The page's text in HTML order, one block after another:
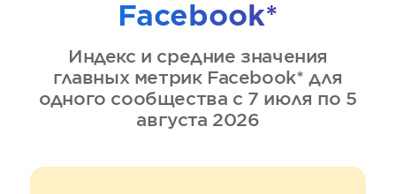
Facebook*
Индекс и средние значения
главных метрик Facebook* для
одного сообщества с 7 июля по 5
августа 2026